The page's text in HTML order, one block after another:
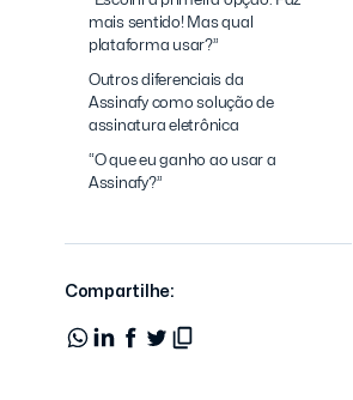
mais sentido! Mas qual
plataforma usar?”
Outros diferenciais da
Assinafy como solução de
assinatura eletrônica
“O que eu ganho ao usar a
Assinafy?”
Compartilhe: